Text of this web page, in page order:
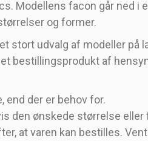
Modellens facon går ned i
og former.
stort udvalg af modeller på
bestillingsprodukt af
end der er behov for.
den ønskede størrelse
at varen kan bestilles.